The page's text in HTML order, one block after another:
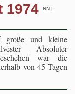
1974 NN |
große und kleine
- Absoluter
war die
von 45 Tagen